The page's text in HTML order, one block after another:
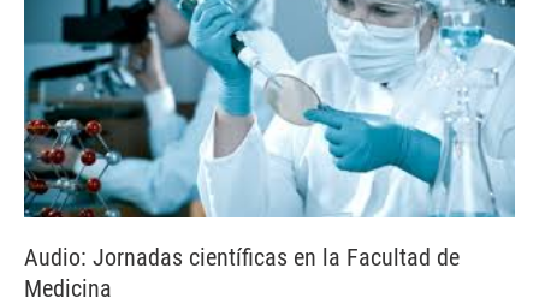
Audio: Jornadas científicas en la Facultad de
Medicina